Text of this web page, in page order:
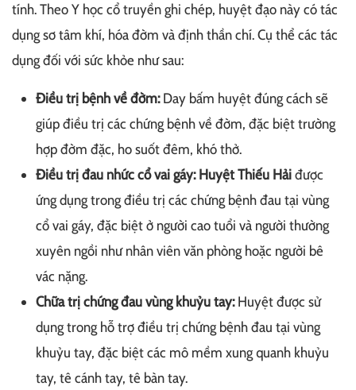
tính. Theo Y học cổ truyền ghi chép, huyệt đạo này có tác
dụng sơ tâm khí, hóa đờm và định thần chí. Cụ thể các tác
dụng đối với sức khỏe như sau:
Điều trị bệnh về đờm:Day bấm huyệt đúng cách sẽ
giúp điều trị các chứng bệnh về đờm, đặc biệt trường
hợp đờm đặc, ho suốt đêm, khó thở.
Điều trị đau nhức cổ vai gáy: Huyệt Thiếu Hảiđược
ứng dụng trong điều trị các chứng bệnh đau tại vùng
cổ vai gáy, đặc biệt ở người cao tuổi và người thường
xuyên ngồi như nhân viên văn phòng hoặc người bê
vác nặng.
Chữa trị chứng đau vùng khuỷu tay:Huyệt được sử
dụng trong hỗ trợ điều trị chứng bệnh đau tại vùng
khuỷu tay, đặc biệt các mô mềm xung quanh khuỷu
tay, tê cánh tay, tê bàn tay.